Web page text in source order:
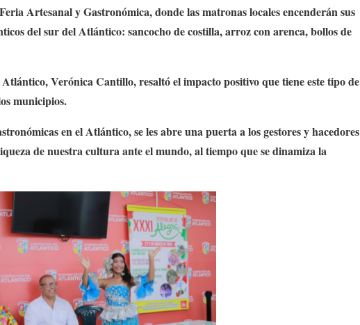
Artesanal y Gastronómica, donde las matronas locales encenderán sus
del sur del Atlántico: sancocho de costilla, arroz con arenca, bollos de
Verónica Cantillo, resaltó el impacto positivo que tiene este tipo de
municipios.
en el Atlántico, se les abre una puerta a los gestores y hacedores
de nuestra cultura ante el mundo, al tiempo que se dinamiza la